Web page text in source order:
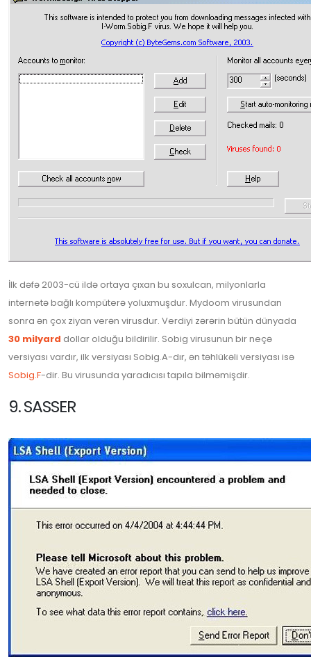
İlk dəfə 2003-cü ildə ortaya çıxan bu soxulcan, milyonlarla
internetə bağlı kompüterə yoluxmuşdur. Mydoom virusundan
sonra ən çox ziyan verən virusdur. Verdiyi zərərin bütün dünyada
30 milyard dollar olduğu bildirilir. Sobig virusunun bir neçə
versiyası vardır, ilk versiyası Sobig.A-dır, ən təhlükəli versiyası isə
Sobig.F-dir. Bu virusunda yaradıcısı tapıla bilməmişdir.
9. SASSER